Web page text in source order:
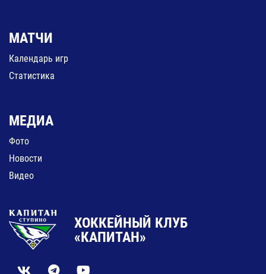
МАТЧИ
Календарь игр
Статистика
МЕДИА
Фото
Новости
Видео
ХОККЕЙНЫЙ КЛУБ
«КАПИТАН»